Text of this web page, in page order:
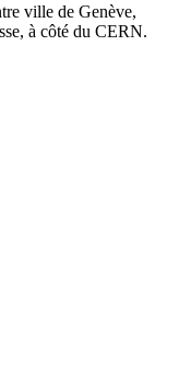
ville de Genève,
à côté du CERN.